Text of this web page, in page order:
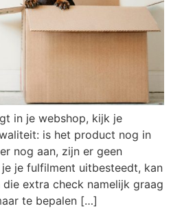
in je webshop, kijk je
is het product nog in
nog aan, zijn er geen
je fulfilment uitbesteedt, kan
extra check namelijk graag
te bepalen […]